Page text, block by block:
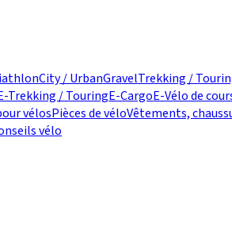
City / UrbanGravelTrekking /
Trekking / TouringE-CargoE-Vélo de
vélosPièces de véloVêtements,
vélo